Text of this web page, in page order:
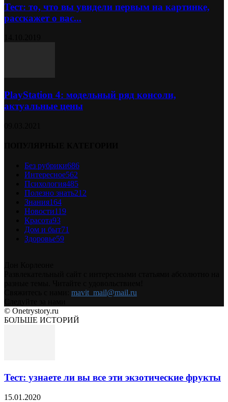
Тест: то, что вы увидели первым на картинке,
расскажет о вас...
PlayStation 4: модельный ряд консоли,
актуальные цены
Без рубрики686
Интересное562
Психология485
Полезно знать212
Знания164
Новости119
Красота93
Дом и быт71
Здоровье59
mavit_mail@mail.ru
© Onetrystory.ru
БОЛЬШЕ ИСТОРИЙ
Тест: узнаете ли вы все эти экзотические фрукты
15.01.2020